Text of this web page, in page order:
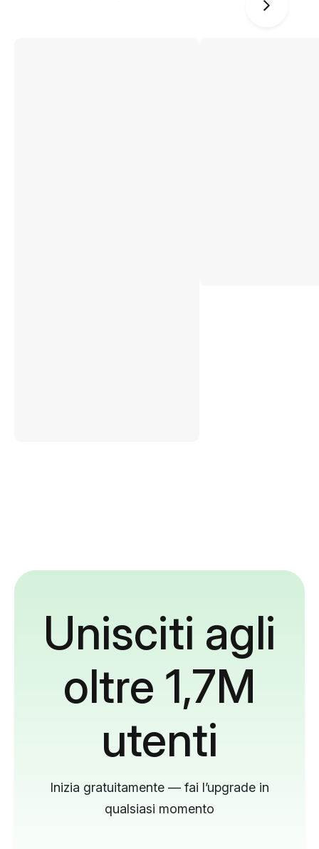
Unisciti agli
oltre 1,7M
utenti
Inizia gratuitamente — fai l’upgrade in
qualsiasi momento